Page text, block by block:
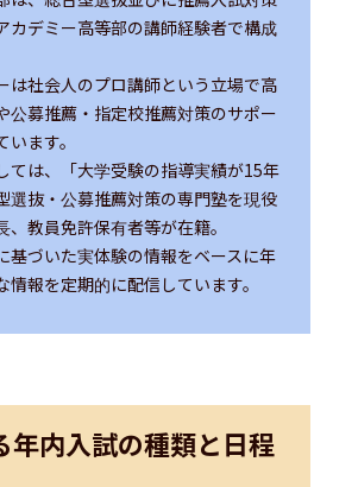
カデミー高等部の講師経験者で構成
は社会人のプロ講師という立場で高
公募推薦・指定校推薦対策のサポー
ます。
ては、「大学受験の指導実績が15年
選抜・公募推薦対策の専門塾を現役
教員免許保有者等が在籍。
基づいた実体験の情報をベースに年
報を定期的に配信しています。
年内入試の種類と日程